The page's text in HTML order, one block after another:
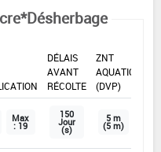
DÉLAIS
AVANT
RÉCOLTE
ZNT
AQUATIQUE
(DVP)
Max
: 19
150
Jour
(s)
5 m
(5 m)